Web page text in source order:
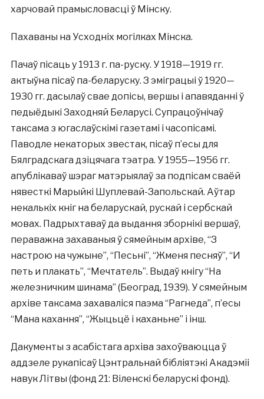
харчовай прамысловасці ў Мінску.
Пахаваны на Усходніх могілках Мінска.
Пачаў пісаць у 1913 г. па-руску. У 1918—1919 гг.
актыўна пісаў па-беларуску. З эміграцыі ў 1920—
1930 гг. дасылаў свае допісы, вершы і апавяданні ў
педыёдыкі Заходняй Беларусі. Супрацоўнічаў
таксама з югаслаўскімі газетамі і часопісамі.
Паводле некаторых звестак, пісаў п’есы для
Бялградскага дзіцячага тэатра. У 1955—1956 гг.
апублікаваў шэраг матэрыялаў за подпісам сваёй
нявесткі Марыйкі Шуплевай-Запольскай. Аўтар
некалькіх кніг на беларускай, рускай і сербскай
мовах. Падрыхтаваў да выдання зборнікі вершаў,
пераважна захаваныя ў сямейным архіве, “З
настрою на чужыне”, “Песьні”, “Жменя песняў”, “И
петь и плакать”, “Мечтатель”. Выдаў кнігу “На
железничким шинама” (Београд, 1939). У сямейным
архіве таксама захаваліся паэма “Рагнеда”, п’есы
“Мана кахання”, “Жыцьцё і каханьне” і інш.
Дакументы з асабістага архіва захоўваюцца ў
аддзеле рукапісаў Цэнтральнай бібліятэкі Акадэміі
навук Літвы (фонд 21: Віленскі беларускі фонд).